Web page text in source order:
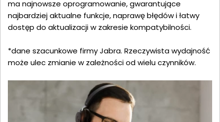
ma najnowsze oprogramowanie, gwarantujące
najbardziej aktualne funkcje, naprawę błędów i łatwy
dostęp do aktualizacji w zakresie kompatybilności.
*dane szacunkowe firmy Jabra. Rzeczywista wydajność
może ulec zmianie w zależności od wielu czynników.